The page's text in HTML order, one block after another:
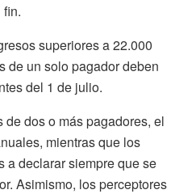
superiores a 22.000
de un solo pagador deben
del 1 de julio.
dos o más pagadores, el
mientras que los
a declarar siempre que se
Asimismo, los perceptores